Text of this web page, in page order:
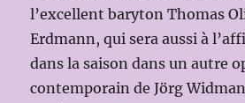
l’excellent baryton Thomas
Erdmann, qui sera aussi à
dans la saison dans un autre
contemporain de Jörg